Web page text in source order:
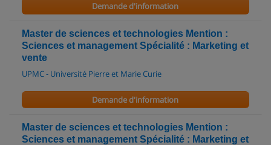
Demande d'information
Master de sciences et technologies Mention :
Sciences et management Spécialité : Marketing et
vente
UPMC - Université Pierre et Marie Curie
Demande d'information
Master de sciences et technologies Mention :
Sciences et management Spécialité : Marketing et